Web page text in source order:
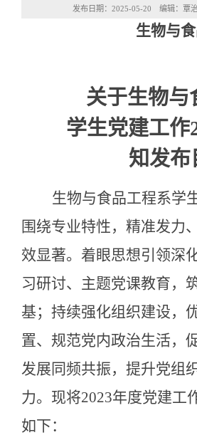
发布日期：2025-05-20 编辑：覃
生物与
关于生物与
学生党建工作
知发布
生物与食品工程系学
围绕专业特性，精准发力
效显著。着眼思想引领深
习研讨、主题党课教育，
基；持续强化组织建设，
置、规范党内政治生活，
发展同频共振，提升党组
力。现将2023年度党建工
如下：